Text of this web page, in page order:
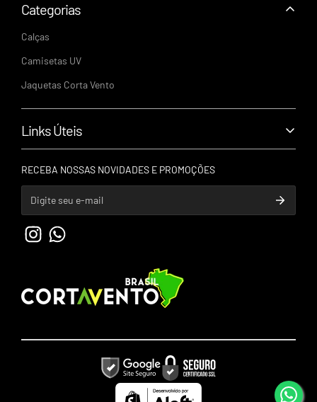
suporte@cortaventobrasil.com.br
Segunda a Sexta - 9h às 18h
CNPJ: 61.328.553/0001-62
86045-080
Categorias
Calças
Camisetas UV
Jaquetas Corta Vento
Links Úteis
Política de Entrega
Entrar em contato
RECEBA NOSSAS NOVIDADES E PROMOÇÕES